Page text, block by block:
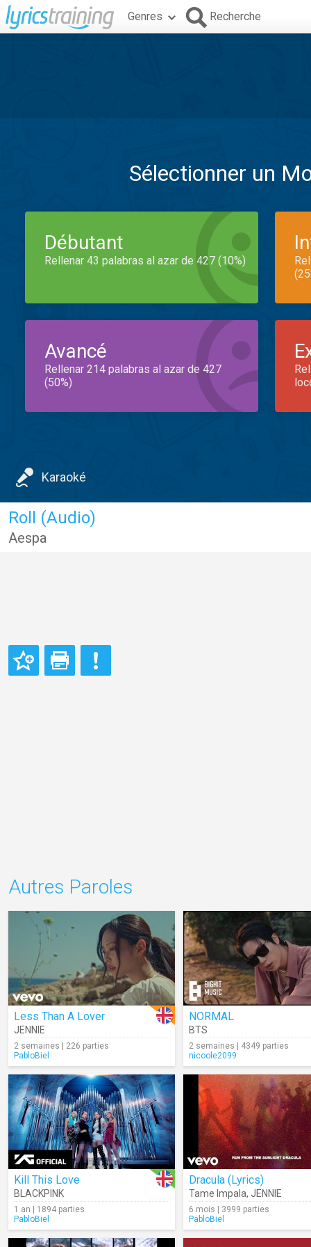
Genres Recherche
Sélectionner un
Débutant
Rellenar 43 palabras al azar de 427 (10%)
Avancé
Rellenar 214 palabras al azar de 427
(50%)
Karaoké
Roll (Audio)
Aespa
Autres Paroles
Less Than A Lover
JENNIE
2 semaines | 226 parties
PabloBiel
NORMAL
BTS
2 semaines | 4349 parties
nicoole2099
Kill This Love
BLACKPINK
1 an | 1894 parties
PabloBiel
Dracula (Lyrics)
Tame Impala, JENNIE
6 mois | 3999 parties
PabloBiel